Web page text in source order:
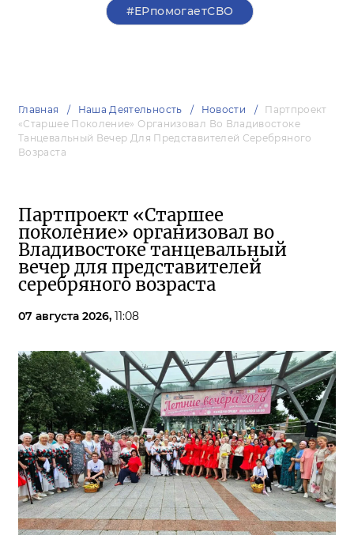
#ЕРпомогаетСВО
Главная Наша Деятельность Новости
Партпроект
«Старшее Поколение» Организовал Во Владивостоке
Танцевальный Вечер Для Представителей Серебряного
Возраста
Партпроект «Старшее
поколение» организовал во
Владивостоке танцевальный
вечер для представителей
серебряного возраста
07 августа 2026, 11:08